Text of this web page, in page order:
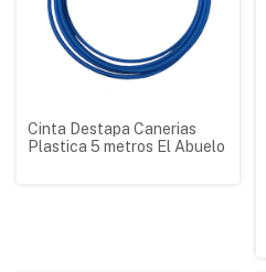
Cinta Destapa Canerias
Plastica 5 metros El Abuelo